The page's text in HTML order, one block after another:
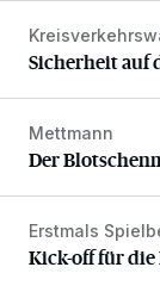
Sicherheit auf
Sicherheit auf
Der
Mettmann
Der
Kick-off für die
Erstmals
Kick-off für die